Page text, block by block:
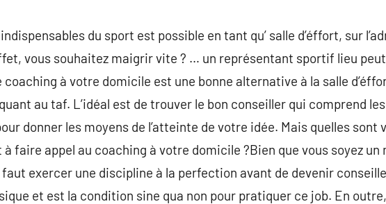
du sport est possible en tant qu’ salle d’éffort, sur
vous souhaitez maigrir vite ? … un représentant sportif lieu
coaching à votre domicile est une bonne alternative à la salle
au taf. L’idéal est de trouver le bon conseiller qui comprend
donner les moyens de l’atteinte de votre idée. Mais quelles
faire appel au coaching à votre domicile ?Bien que vous soyez
faut exercer une discipline à la perfection avant de devenir
et est la condition sine qua non pour pratiquer ce job. En